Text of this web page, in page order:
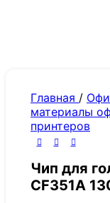
Главная /
материалы
принтеров
Чип для
CF351A